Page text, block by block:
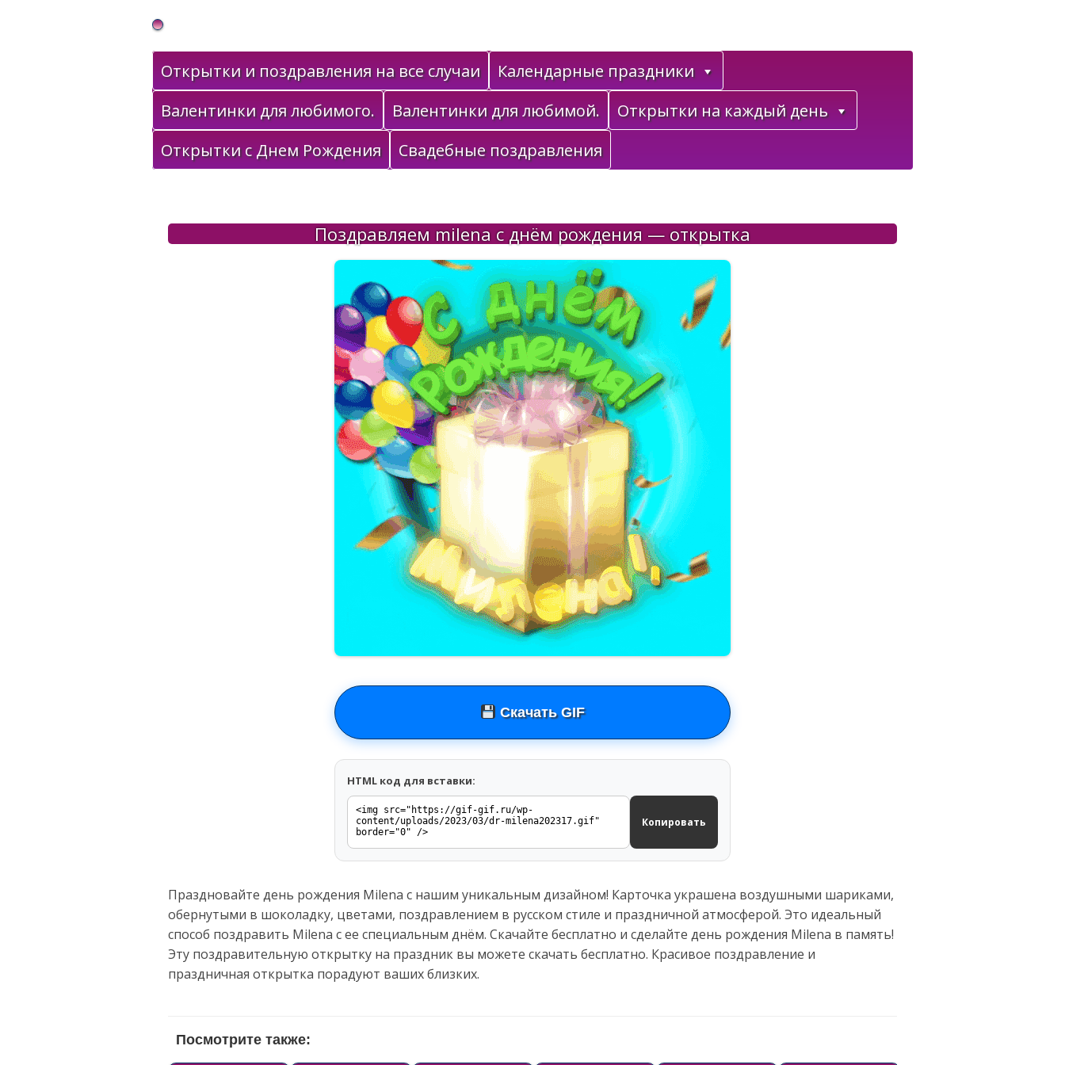
Gif Открытки в подарок
Открытки и поздравления на все случаи
Календарные праздники
Валентинки для любимого.
Валентинки для любимой.
Открытки на каждый день
Открытки с Днем Рождения
Свадебные поздравления
Поздравляем milena с днём рождения — открытка
Скачать GIF
HTML код для вставки:
Копировать
Праздновайте день рождения Milena с нашим уникальным дизайном! Карточка украшена воздушными шариками,
обернутыми в шоколадку, цветами, поздравлением в русском стиле и праздничной атмосферой. Это идеальный
способ поздравить Milena с ее специальным днём. Скачайте бесплатно и сделайте день рождения Milena в память!
Эту поздравительную открытку на праздник вы можете скачать бесплатно. Красивое поздравление и
праздничная открытка порадуют ваших близких.
Посмотрите также: